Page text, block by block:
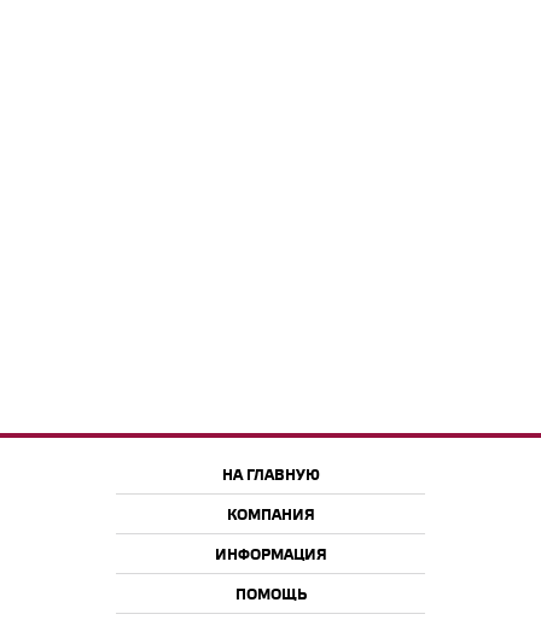
НА ГЛАВНУЮ
КОМПАНИЯ
ИНФОРМАЦИЯ
ПОМОЩЬ